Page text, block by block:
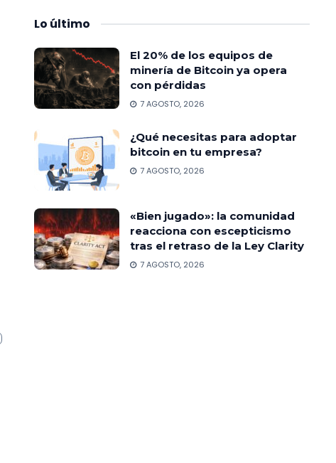
Lo último
El 20% de los equipos de
minería de Bitcoin ya opera
con pérdidas
7 AGOSTO, 2026
¿Qué necesitas para adoptar
bitcoin en tu empresa?
7 AGOSTO, 2026
«Bien jugado»: la comunidad
reacciona con escepticismo
tras el retraso de la Ley Clarity
7 AGOSTO, 2026